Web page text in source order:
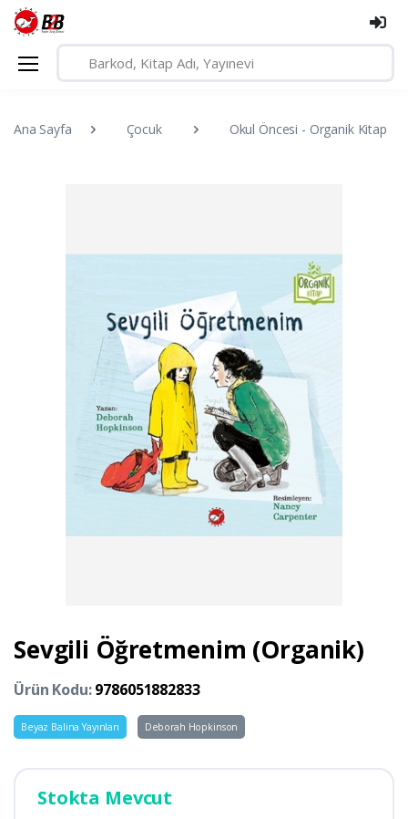
Ana Sayfa Çocuk Okul Öncesi - Organik Kitap
Sevgili Öğretmenim (Organik)
Ürün Kodu:9786051882833
Beyaz Balina Yayınları Deborah Hopkinson
Stokta Mevcut